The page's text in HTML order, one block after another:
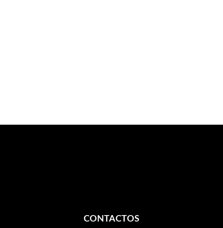
CONTACTOS